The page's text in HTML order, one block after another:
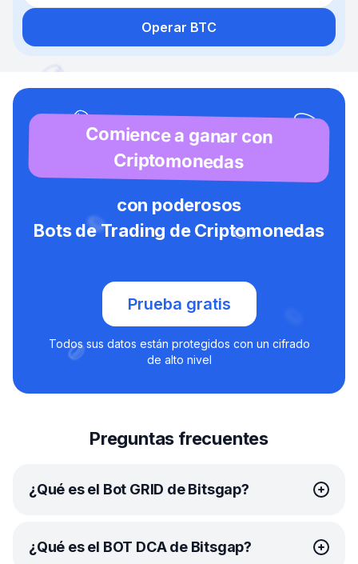
Operar BTC
Comience a ganar con
Criptomonedas
con poderosos
Bots de Trading de Criptomonedas
Prueba gratis
Todos sus datos están protegidos con un cifrado
de alto nivel
Preguntas frecuentes
¿Qué es el Bot GRID de Bitsgap?
Elbot GRID
de Bitsgap es una avanzada herramienta
de trading automatizado que utiliza la
¿Qué es el BOT DCA de Bitsgap?